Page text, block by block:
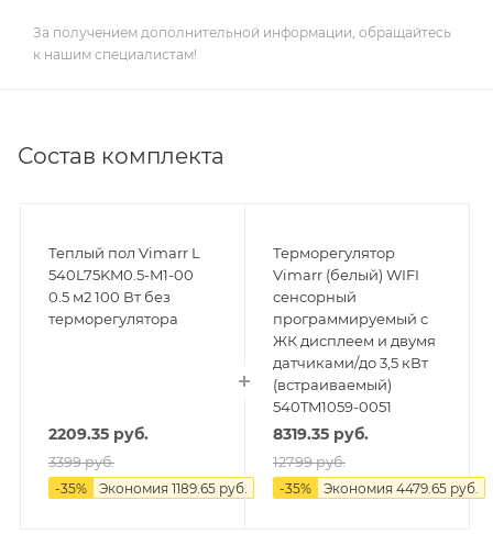
За получением дополнительной информации, обращайтесь
к нашим специалистам!
Состав комплекта
Теплый пол Vimarr L
540L75KM0.5-M1-00
0.5 м2 100 Вт без
терморегулятора
2209.35руб.
3399руб.
-35% Экономия 1189.65руб.
Терморегулятор
Vimarr (белый) WIFI
сенсорный
программируемый с
ЖК дисплеем и двумя
датчиками/до 3,5 кВт
(встраиваемый)
540TM1059-0051
8319.35 руб.
12799руб.
-35% Экономия 4479.65 руб.